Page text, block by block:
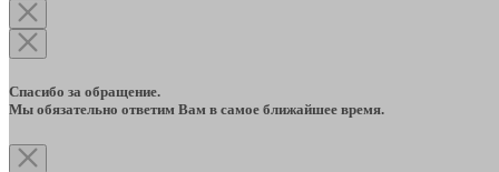
Спасибо за обращение.
Мы обязательно ответим Вам в самое ближайшее время.